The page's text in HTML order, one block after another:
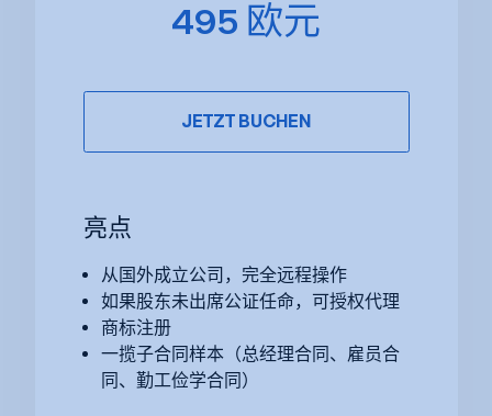
495 欧元
JETZT BUCHEN
亮点
从国外成立公司，完全远程操作
如果股东未出席公证任命，可授权代理
商标注册
一揽子合同样本（总经理合同、雇员合
同、勤工俭学合同）